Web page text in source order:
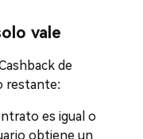
vale
de
restante:
es igual o
obtiene un